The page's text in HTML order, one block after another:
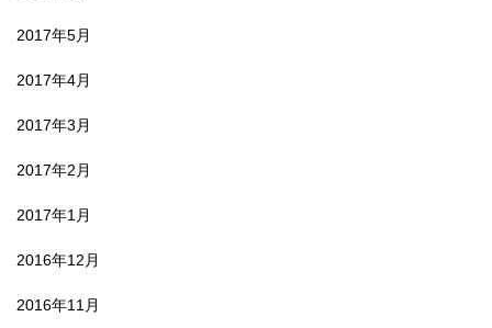
2017年5月
2017年4月
2017年3月
2017年2月
2017年1月
2016年12月
2016年11月